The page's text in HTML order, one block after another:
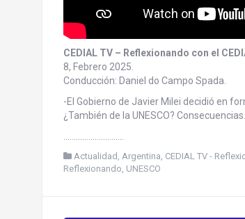
CEDIAL TV – Reflexionando con el
8, Febrero 2025.
Conducción: Daniel do Campo Spada.
-El Gobierno de Javier Milei decidió en
¿También de la UNESCO? Consecuencias.
Actualidad Argentina CEDIAL TV -
Reflexionando UNESCO